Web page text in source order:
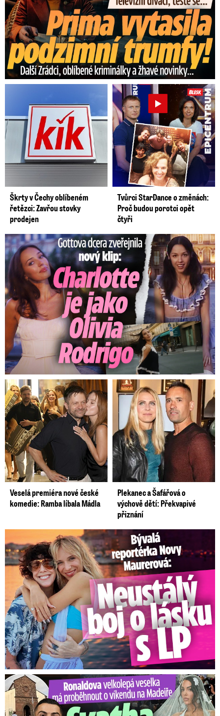
Škrty v Čechy oblíbeném
řetězci: Zavřou stovky
prodejen
Tvůrci StarDance o změnách:
Proč budou porotci opět
čtyři
Gottova dcera zveřejnila nový klip: Je jako Olivie Rodrigo!
Veselá premiéra nové české
komedie: Ramba líbala Mádla
Plekanec a Šafářová o
výchově dětí: Překvapivé
přiznání
Bývalá reportérka Novy Maurerová: Neustálý boj o lásku s ...
Ronaldova velkolepá veselka na Madeiře: Svatba plná zákazů!